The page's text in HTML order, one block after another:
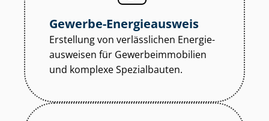
Gewerbe-Energieausweis
Erstellung von verlässlichen En­er­gie­
aus­wei­sen für Ge­wer­be­im­mo­bi­li­en
und komplexe Spezialbauten.